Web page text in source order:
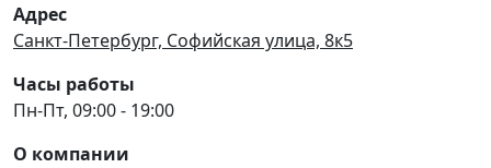
Адрес
Санкт-Петербург, Софийская улица, 8к5
Часы работы
Пн-Пт, 09:00 - 19:00
О компании